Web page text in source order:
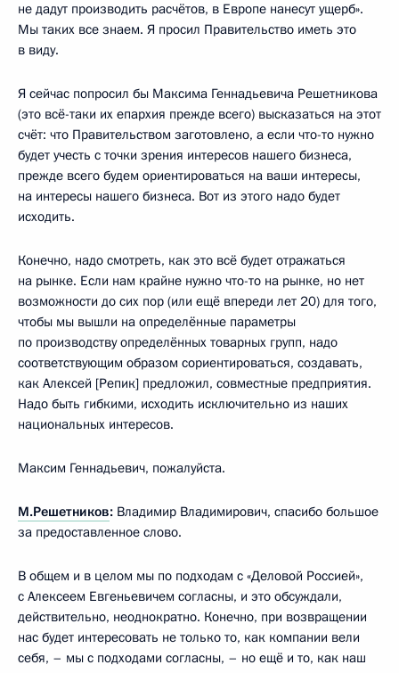
не дадут производить расчётов, в Европе нанесут ущерб».
Мы таких все знаем. Я просил Правительство иметь это
в виду.
Я сейчас попросил бы Максима Геннадьевича Решетникова
(это всё-таки их епархия прежде всего) высказаться на этот
счёт: что Правительством заготовлено, а если что-то нужно
будет учесть с точки зрения интересов нашего бизнеса,
прежде всего будем ориентироваться на ваши интересы,
на интересы нашего бизнеса. Вот из этого надо будет
исходить.
Конечно, надо смотреть, как это всё будет отражаться
на рынке. Если нам крайне нужно что-то на рынке, но нет
возможности до сих пор (или ещё впереди лет 20) для того,
чтобы мы вышли на определённые параметры
по производству определённых товарных групп, надо
соответствующим образом сориентироваться, создавать,
как Алексей [Репик] предложил, совместные предприятия.
Надо быть гибкими, исходить исключительно из наших
национальных интересов.
Максим Геннадьевич, пожалуйста.
М.Решетников: Владимир Владимирович, спасибо большое
за предоставленное слово.
В общем и в целом мы по подходам с «Деловой Россией»,
с Алексеем Евгеньевичем согласны, и это обсуждали,
действительно, неоднократно. Конечно, при возвращении
нас будет интересовать не только то, как компании вели
себя, – мы с подходами согласны, – но ещё и то, как наш